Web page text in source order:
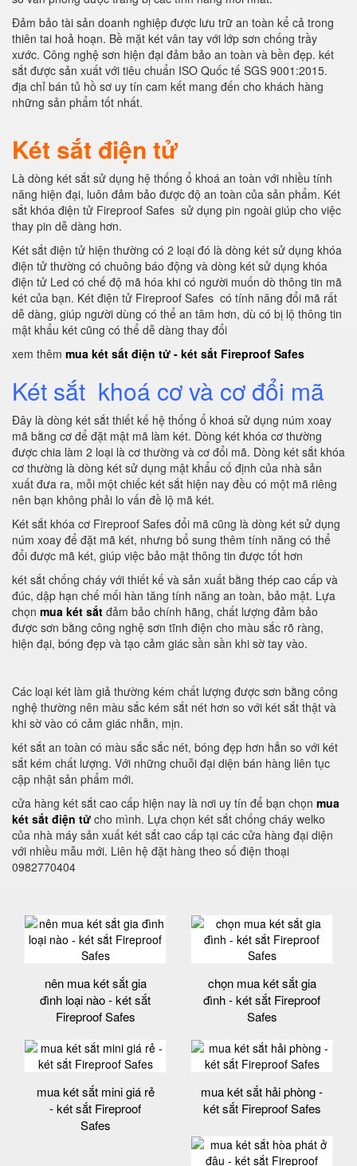
Đảm bảo tài sản doanh nghiệp được lưu trữ an toàn kể cả trong
thiên tai hoả hoạn. Bề mặt két vân tay với lớp sơn chống trầy
xước. Công nghệ sơn hiện đại đảm bảo an toàn và bền đẹp. két
sắt được sản xuất với tiêu chuẩn ISO Quốc tế SGS 9001:2015.
địa chỉ bán tủ hồ sơ uy tín cam kết mang đến cho khách hàng
những sản phẩm tốt nhất.
Két sắt điện tử
Là dòng két sắt sử dụng hệ thống ổ khoá an toàn với nhiều tính
năng hiện đại, luôn đảm bảo được độ an toàn của sản phẩm. Két
sắt khóa điện tử Fireproof Safes sử dụng pin ngoài giúp cho việc
thay pin dễ dàng hơn.
Két sắt điện tử hiện thường có 2 loại đó là dòng két sử dụng khóa
điện tử thường có chuông báo động và dòng két sử dụng khóa
điện tử Led có chế độ mã hóa khi có người muốn dò thông tin mã
két của bạn. Két điện tử Fireproof Safes có tính năng đổi mã rất
dễ dàng, giúp người dùng có thể an tâm hơn, dù có bị lộ thông tin
mật khẩu két cũng có thể dễ dàng thay đổi
xem thêm mua két sắt điện tử - két sắt Fireproof Safes
Két sắt khoá cơ và cơ đổi mã
Đây là dòng két sắt thiết kế hệ thống ổ khoá sử dụng núm xoay
mã bằng cơ để đặt mật mã làm két. Dòng két khóa cơ thường
được chia làm 2 loại là cơ thường và cơ đổi mã. Dòng két sắt khóa
cơ thường là dòng két sử dụng mật khẩu cố định của nhà sản
xuất đưa ra, mỗi một chiếc két sắt hiện nay đều có một mã riêng
nên bạn không phải lo vấn đề lộ mã két.
Két sắt khóa cơ Fireproof Safes đổi mã cũng là dòng két sử dụng
núm xoay để đặt mã két, nhưng bổ sung thêm tính năng có thể
đổi được mã két, giúp việc bảo mật thông tin được tốt hơn
két sắt chống cháy với thiết kế và sản xuất bằng thép cao cấp và
đúc, dập hạn chế mối hàn tăng tính năng an toàn, bảo mật. Lựa
chọn mua két sắt đảm bảo chính hãng, chất lượng đảm bảo
được sơn bằng công nghệ sơn tĩnh điện cho màu sắc rõ ràng,
hiện đại, bóng đẹp và tạo cảm giác sần sần khi sờ tay vào.
Các loại két làm giả thường kém chất lượng được sơn bằng công
nghệ thường nên màu sắc kém sắt nét hơn so với két sắt thật và
khi sờ vào có cảm giác nhẵn, mịn.
két sắt an toàn có màu sắc sắc nét, bóng đẹp hơn hẳn so với két
sắt kém chất lượng. Với những chuỗi đại diện bán hàng liên tục
cập nhật sản phẩm mới.
cửa hàng két sắt cao cấp hiện nay là nơi uy tín để bạn chọn mua
két sắt điện tử cho mình. Lựa chọn két sắt chống cháy welko
của nhà máy sản xuất két sắt cao cấp tại các cửa hàng đại diện
với nhiều mẫu mới. Liên hệ đặt hàng theo số điện thoại
0982770404
nên mua két sắt gia
đình loại nào - két sắt
Fireproof Safes
chọn mua két sắt gia
đình - két sắt Fireproof
Safes
mua két sắt mini giá rẻ
- két sắt Fireproof
Safes
mua két sắt hải phòng -
két sắt Fireproof Safes